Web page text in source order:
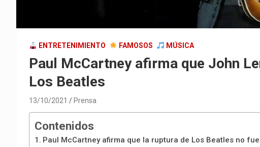
ENTRETENIMIENTO FAMOSOS MÚSICA
Paul McCartney afirma que John
Los Beatles
13/10/2021 Prensa
Contenidos
Paul McCartney afirma que la ruptura de Los Beatles no